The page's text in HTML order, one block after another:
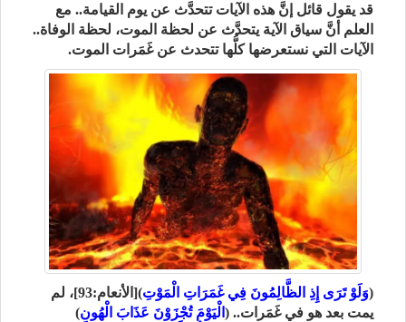
قد يقول قائل إنَّ هذه الآيات تتحدَّث عن يوم القيامة.. مع
العلم أنَّ سياق الآية يتحدَّث عن لحظة الموت، لحظة الوفاة..
الآيات التي نستعرضها كلُّها تتحدث عن غَمَرات الموت.
(وَلَوْ تَرَى إِذِ الظَّالِمُونَ فِي غَمَرَاتِ الْمَوْتِ
)[الأنعام:93]، لم
يمت بعد هو في غَمَرات.. (الْيَوْمَ تُجْزَوْنَ عَذَابَ الْهُونِ)